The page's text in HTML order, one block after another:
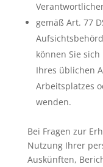
gemäß Art. 77
können Sie
Ihres üblichen
Arbeitsplatzes
wenden.
Bei Fragen zur
Nutzung Ihrer
Auskünften,